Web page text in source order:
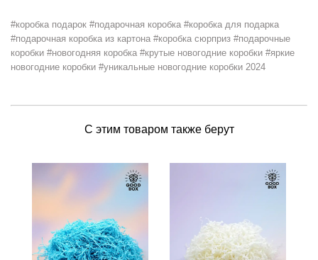
#коробка подарок #подарочная коробка #коробка для подарка
#подарочная коробка из картона #коробка сюрприз #подарочные
коробки #новогодняя коробка #крутые новогодние коробки #яркие
новогодние коробки #уникальные новогодние коробки 2024
С этим товаром также берут